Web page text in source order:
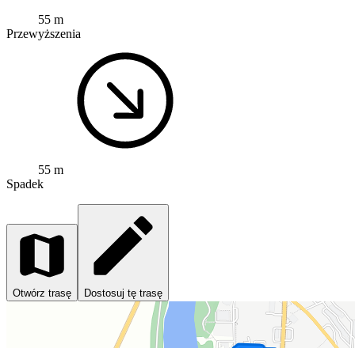
55 m
Przewyższenia
55 m
Spadek
Otwórz trasę Dostosuj tę trasę